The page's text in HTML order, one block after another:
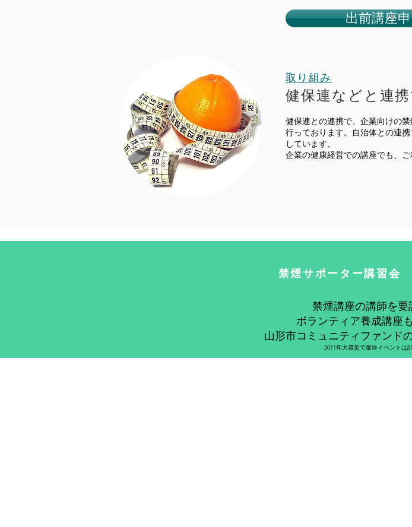
出前講座
2020/12/31 取り組み
健保連などと連
健保連との連携で、企業向けの
行っております。
自治体との連
しています。
企業の健康経営での講座でも、ご
禁煙サポーター講
禁煙講座の講師を要
ボランティア養成講座
山形市コミュニティファンド
2011年大震災で最終イベントは